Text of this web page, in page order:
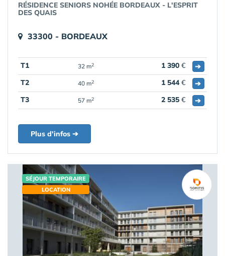
RÉSIDENCE SENIORS NOHÉE BORDEAUX - L'ESPRIT
DES QUAIS
33300 - BORDEAUX
T1 32 m2 1 390 €
➔
T2
40 m2 1 544€
➔
T3
57 m2 2 535 € ➔
Plus d'infos ➔
SÉJOUR TEMPORAIRE
LOCATION